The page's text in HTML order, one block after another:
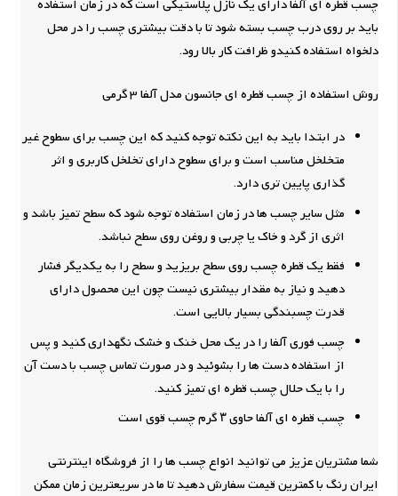
چسب قطره ای آلفا دارای یک نازل پلاستیکی است که در زمان استفاده
باید بر روی درب چسب بسته شود تا با دقت بیشتری چسب را در محل
دلخواه استفاده کنیدو ظرافت کار بالا رود.
روش استفاده از چسب قطره ای جانسون مدل آلفا 3 گرمی
در ابتدا باید به این نکته توجه کنید که این چسب برای سطوح غیر
متخلخل مناسب است و برای سطوح دارای تخلخل کاربری و اثر
گذاری پایین تری دارد.
مثل سایر چسب ها در زمان استفاده توجه شود که سطح تمیز باشد و
اثری از گرد و خاک یا چربی و روغن روی سطح نباشد.
فقط یک قطره چسب روی سطح بریزید و سطح را به یکدیگر فشار
دهید و نیاز به مقدار بیشتری نیست چون این محصول دارای
قدرت چسبندگی بسیار بالایی است.
چسب فوری آلفا را در یک محل خنک و خشک نگهداری کنید و پس
از استفاده دست ها را بشوئید و در صورت تماس چسب با دست آن
را با یک حلال چسب قطره ای تمیز کنید.
چسب قطره ای آلفا حاوی ۳ گرم چسب قوی است
شما مشتریان عزیز می توانید انواع چسب ها را از فروشگاه اینترنتی
ایران رنگ با کمترین قیمت سفارش دهید تا ما در سریعترین زمان ممکن